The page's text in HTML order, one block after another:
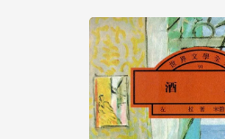
【公告】琅琅讀墨數位閱